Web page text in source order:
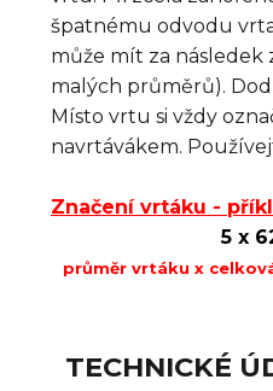
špatnému odvodu
může mít za
malých průměrů).
Místo vrtu si vždy
navrtávákem.
Značení vrtáku -
5 x
průměr vrtáku x
TECHNICKÉ